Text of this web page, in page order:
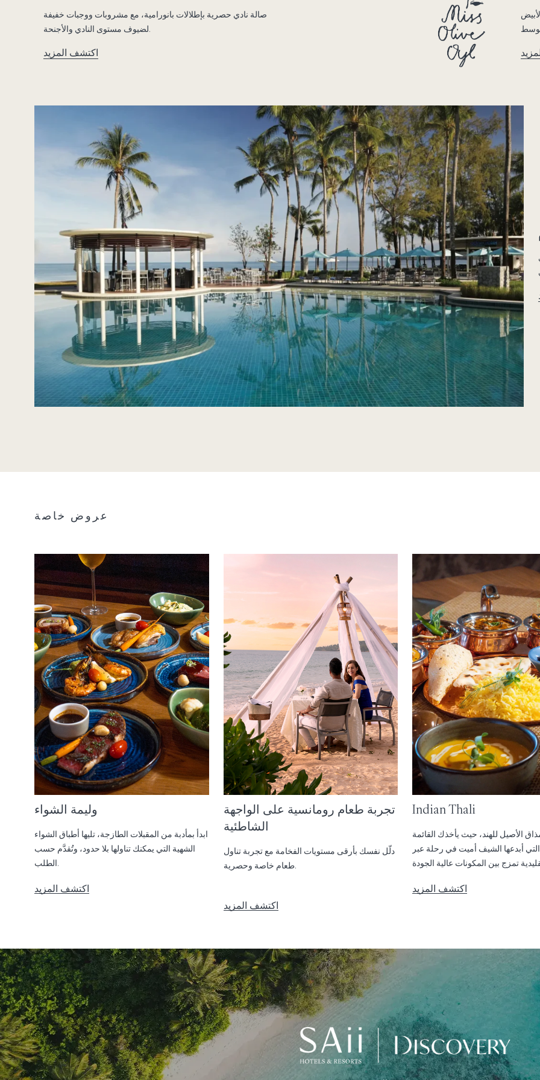
صالة نادي حصرية بإطلالات بانورامية، مع مشروبات ووجبات خفيفة
لضيوف مستوى النادي والأجنحة.
اكتشف المزيد
عروض خاصة
وليمة الشواء
ابدأ بمأدبة من المقبلات الطازجة، تليها أطباق الشواء
الشهية التي يمكنك تناولها بلا حدود، وتُقدَّم حسب
الطلب.
اكتشف المزيد
تجربة طعام رومانسية على الواجهة
الشاطئية
دلّل نفسك بأرقى مستويات الفخامة مع تجربة تناول
طعام خاصة وحصرية.
اكتشف المزيد
Indian Thali
الأصيل للهند، حيث يأخذك القائمة
أبدعها الشيف أميت في رحلة عبر
تمزج بين المكونات عالية الجودة
اكتشف المزيد